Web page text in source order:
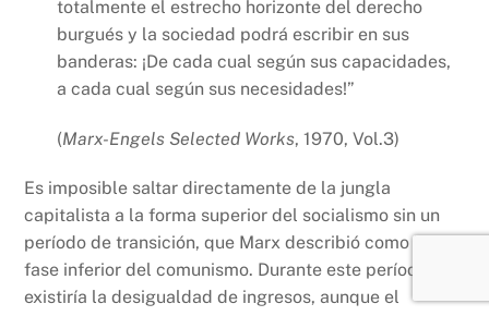
totalmente el estrecho horizonte del derecho
burgués y la sociedad podrá escribir en sus
banderas: ¡De cada cual según sus capacidades,
a cada cual según sus necesidades!”
(Marx-Engels Selected Works, 1970, Vol.3)
Es imposible saltar directamente de la jungla
capitalista a la forma superior del socialismo sin un
período de transición, que Marx describió como la
fase inferior del comunismo. Durante este período,
existiría la desigualdad de ingresos, aunque el